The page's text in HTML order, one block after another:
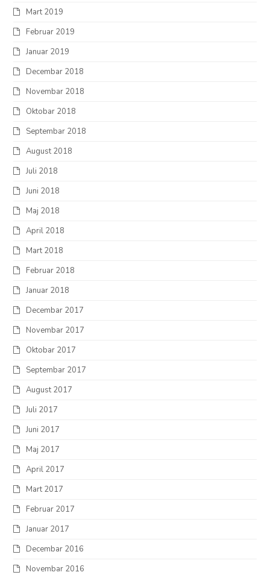
Mart 2019
Februar 2019
Januar 2019
Decembar 2018
Novembar 2018
Oktobar 2018
Septembar 2018
August 2018
Juli 2018
Juni 2018
Maj 2018
April 2018
Mart 2018
Februar 2018
Januar 2018
Decembar 2017
Novembar 2017
Oktobar 2017
Septembar 2017
August 2017
Juli 2017
Juni 2017
Maj 2017
April 2017
Mart 2017
Februar 2017
Januar 2017
Decembar 2016
Novembar 2016